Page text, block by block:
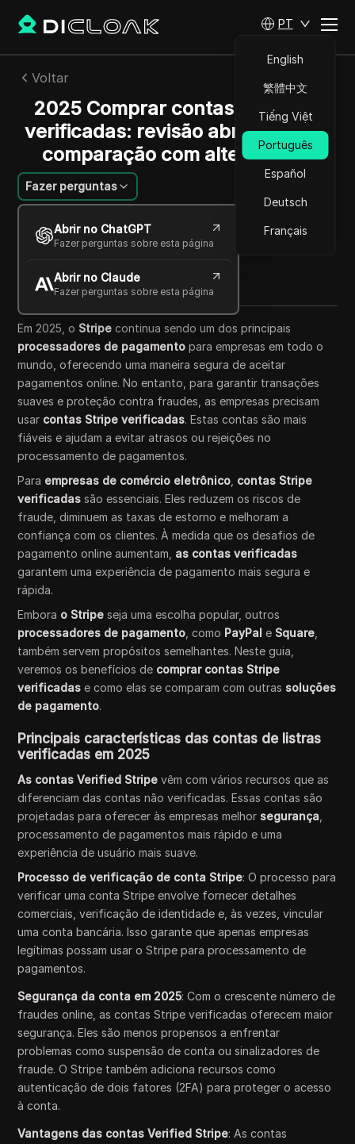
PT
English
繁體中文
Tiếng Việt
Português
Español
Deutsch
Français
Voltar
2025 Comprar contas de listras
verificadas: revisão abrangente e
comparação com alternativas
Fazer perguntas
Abrir no ChatGPT
Fazer perguntas sobre esta página
Abrir no Claude
Fazer perguntas sobre esta página
Ana Costa
26 set 2025 8 min de leitura
Copy Link
Em 2025, o Stripe continua sendo um dos principais
processadores de pagamento para empresas em todo o
mundo, oferecendo uma maneira segura de aceitar
pagamentos online. No entanto, para garantir transações
suaves e proteção contra fraudes, as empresas precisam
usar contas Stripe verificadas. Estas contas são mais
fiáveis e ajudam a evitar atrasos ou rejeições no
processamento de pagamentos.
Para empresas de comércio eletrônico contas Stripe
verificadas são essenciais. Eles reduzem os riscos de
fraude, diminuem as taxas de estorno e melhoram a
confiança com os clientes. À medida que os desafios de
pagamento online aumentam, as contas verificadas
garantem uma experiência de pagamento mais segura e
rápida.
Embora o Stripe seja uma escolha popular, outros
processadores de pagamento , como PayPal e Square
também servem propósitos semelhantes. Neste guia,
veremos os benefícios de comprar contas Stripe
verificadas e como elas se comparam com outras soluções
de pagamento.
Principais características das contas de listras
verificadas em 2025
As contas Verified Stripe vêm com vários recursos que as
diferenciam das contas não verificadas. Essas contas são
projetadas para oferecer às empresas melhor segurança
processamento de pagamentos mais rápido e uma
experiência de usuário mais suave.
Processo de verificação de conta Stripe: O processo para
verificar uma conta Stripe envolve fornecer detalhes
comerciais, verificação de identidade e, às vezes, vincular
uma conta bancária. Isso garante que apenas empresas
legítimas possam usar o Stripe para processamento de
pagamentos.
Segurança da conta em 2025: Com o crescente número de
fraudes online, as contas Stripe verificadas oferecem maior
segurança. Eles são menos propensos a enfrentar
problemas como suspensão de conta ou sinalizadores de
fraude. O Stripe também adiciona recursos como
autenticação de dois fatores (2FA) para proteger o acesso
à conta.
Vantagens das contas Verified Stripe: As contas